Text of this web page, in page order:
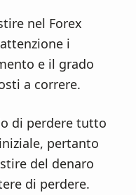
nel Forex
i
e il grado
a correre.
di perdere tutto
pertanto
del denaro
di perdere.